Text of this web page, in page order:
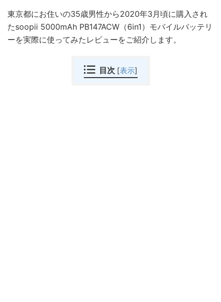
東京都にお住いの35歳男性から2020年3月頃に購入され
たsoopii 5000mAh PB147ACW（6in1）モバイルバッテリ
ーを実際に使ってみたレビューをご紹介します。
目次 [表示]